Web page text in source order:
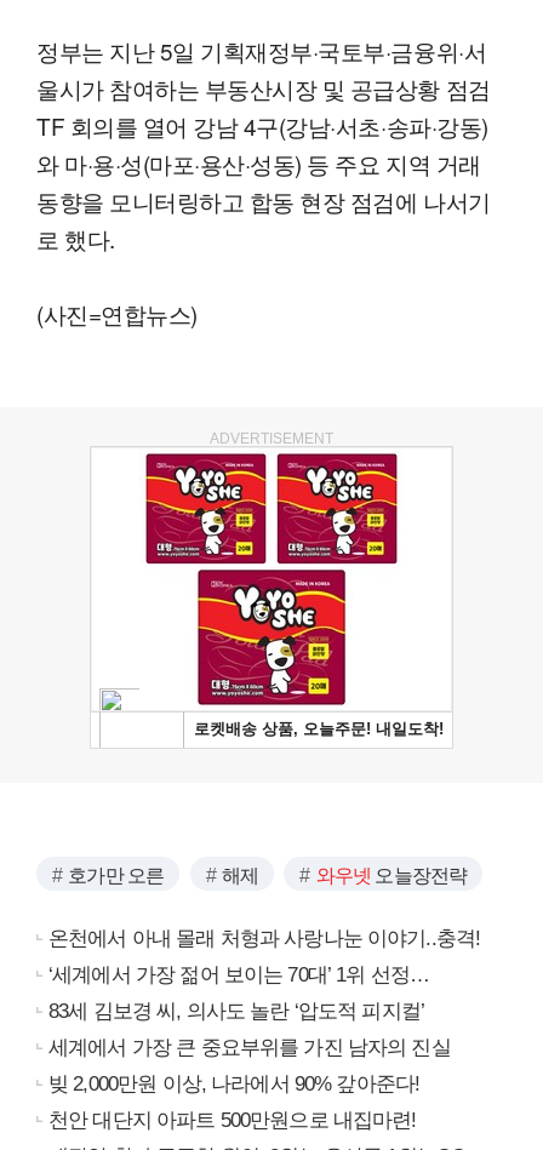
정부는 지난 5일 기획재정부·국토부·금융위·서
울시가 참여하는 부동산시장 및 공급상황 점검
TF 회의를 열어 강남 4구(강남·서초·송파·강동)
와 마·용·성(마포·용산·성동) 등 주요 지역 거래
동향을 모니터링하고 합동 현장 점검에 나서기
로 했다.
(사진=연합뉴스)
ADVERTISEMENT
호가만 오른 해제 와우넷 오늘장전략
온천에서 아내 몰래 처형과 사랑나눈 이야기..충격!
‘세계에서 가장 젊어 보이는 70대’ 1위 선정…
83세 김보경 씨, 의사도 놀란 ‘압도적 피지컬’
세계에서 가장 큰 중요부위를 가진 남자의 진실
빚 2,000만원 이상, 나라에서 90% 갚아준다!
천안 대단지 아파트 500만원으로 내집마련!